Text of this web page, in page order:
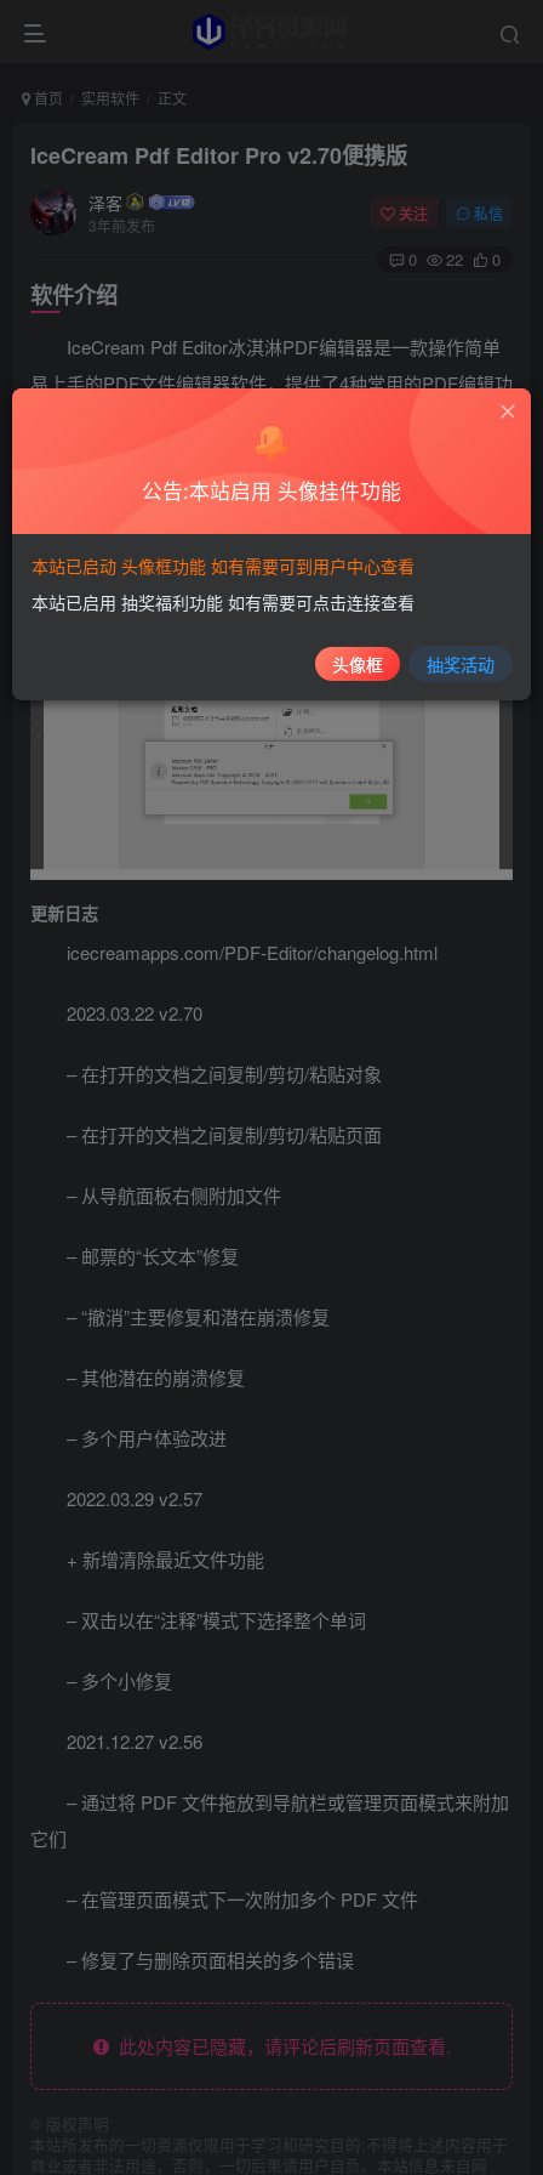
首页 实用软件 正文
IceCream Pdf Editor Pro v2.70便携版
泽客
3年前发布
关注 私信
0 22 0
软件介绍
IceCream Pdf Editor冰淇淋PDF编辑器是一款操作简单
易上手的PDF文件编辑器软件，提供了4种常用的PDF编辑功
能：编辑、注释、管理页面和填写表格。创建和编辑PDF文
件、编辑文本和对象、表格填写、添加注释、设置PDF水
印、管理PDF页面、合并PDF文档、设置密码保护文件等。
更新日志
icecreamapps.com/PDF-Editor/changelog.html
2023.03.22 v2.70
– 在打开的文档之间复制/剪切/粘贴对象
– 在打开的文档之间复制/剪切/粘贴页面
– 从导航面板右侧附加文件
– 邮票的“长文本”修复
– “撤消”主要修复和潜在崩溃修复
– 其他潜在的崩溃修复
– 多个用户体验改进
2022.03.29 v2.57
+ 新增清除最近文件功能
– 双击以在“注释”模式下选择整个单词
– 多个小修复
2021.12.27 v2.56
– 通过将 PDF 文件拖放到导航栏或管理页面模式来附加
它们
– 在管理页面模式下一次附加多个 PDF 文件
– 修复了与删除页面相关的多个错误
此处内容已隐藏，请评论后刷新页面查看.
版权声明
本站所发布的一切资源仅限用于学习和研究目的;不得将上述内容用于
商业或者非法用途，否则，一切后果请用户自负。本站信息来自网
公告:本站启用 头像挂件功能
本站已启动 头像框功能 如有需要可到用户中心查看
本站已启用 抽奖福利功能 如有需要可点击连接查看
头像框 抽奖活动